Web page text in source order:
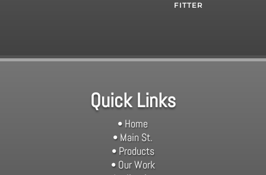
FITTER
Quick Links
• Home
• Main St.
• Products
• Our Work